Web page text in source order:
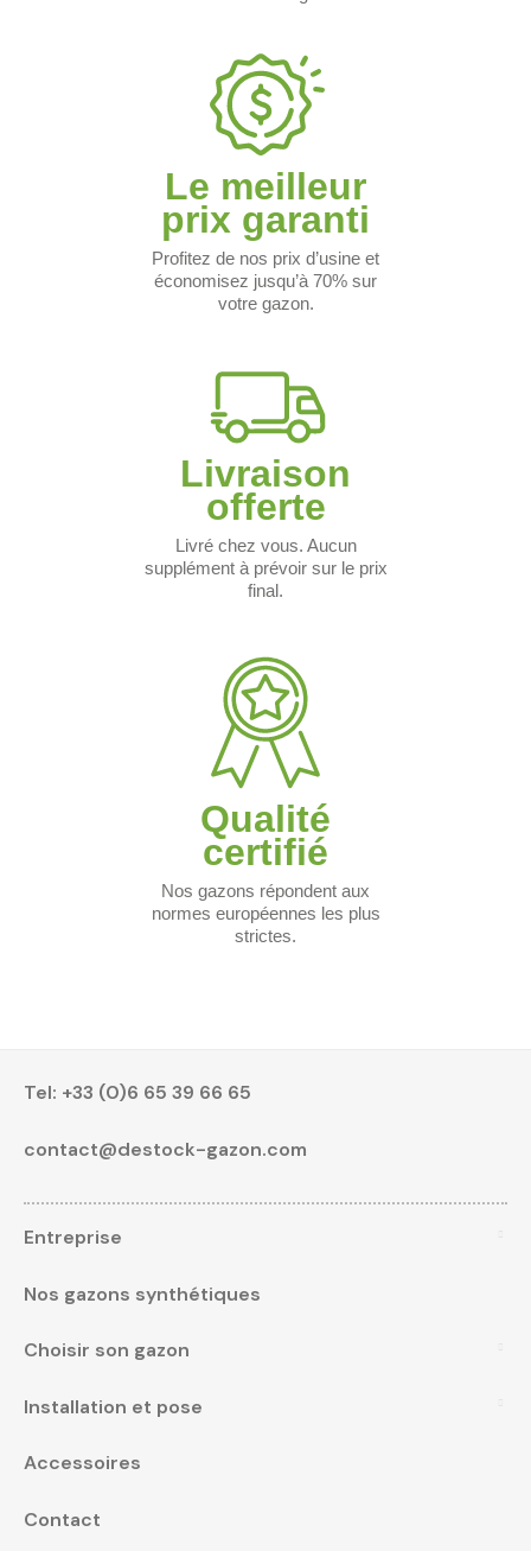
Le meilleur
prix garanti
Profitez de nos prix d’usine et
économisez jusqu’à 70% sur
votre gazon.
Livraison
offerte
Livré chez vous. Aucun
supplément à prévoir sur le prix
final.
Qualité
certifié
Nos gazons répondent aux
normes européennes les plus
strictes.
Tel: +33 (0)6 65 39 66 65
contact@destock-gazon.com
Entreprise
Nos gazons synthétiques
Choisir son gazon
Installation et pose
Accessoires
Contact